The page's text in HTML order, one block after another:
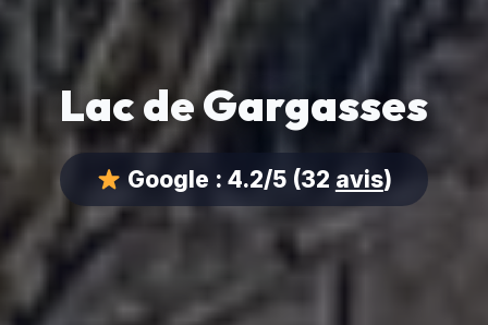
Lac de Gargasses
Google : 4.2/5(32 avis)